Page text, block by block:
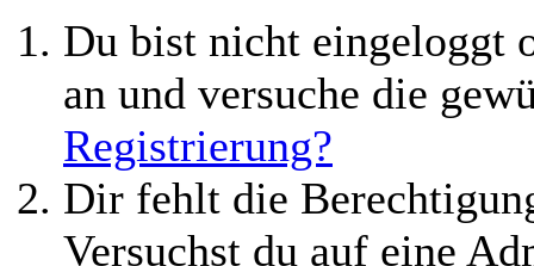
Du bist nicht eingeloggt
an und versuche die
Registrierung?
Dir fehlt die
Versuchst du auf eine